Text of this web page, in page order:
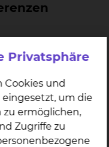
Privatsphäre
Cookies und
um die
ermöglichen,
Zugriffe zu